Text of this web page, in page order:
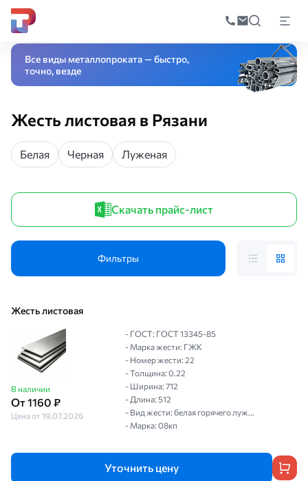
по
Главная Жесть листовая
Все виды металлопроката — быстро,
точно, везде
Жесть листовая в Рязани
Белая Черная Луженая
Скачать прайс-лист
Фильтры
Жесть листовая
В наличии
От 1160 ₽
Цена от 19.07.2026
- ГОСТ: ГОСТ 13345-85
- Марка жести: ГЖК
- Номер жести: 22
- Толщина: 0.22
- Ширина: 712
- Длина: 512
- Вид жести: белая горячего луж...
- Марка: 08кп
Уточнить цену